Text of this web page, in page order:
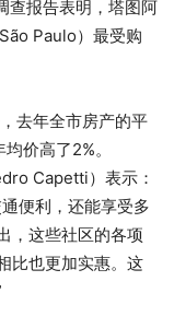
查报告表明，塔图阿
Paulo）最受购
去年全市房产的平
价高了2%。
Capetti）表示：
便利，还能享受多
，这些社区的各项
比也更加实惠。这